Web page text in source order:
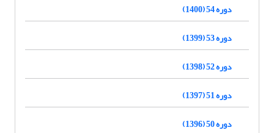
دوره 54 (1400)
دوره 53 (1399)
دوره 52 (1398)
دوره 51 (1397)
دوره 50 (1396)